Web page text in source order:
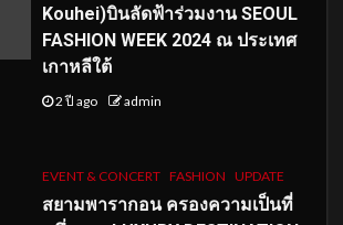
Kouhei)บินลัดฟ้าร่วมงาน SEOUL
FASHION WEEK 2024 ณ ประเทศ
เกาหลีใต้
2 ปี ago admin
EVENT & CONCERT FASHION UPDATE
สยามพารากอน ครองความเป็นที่